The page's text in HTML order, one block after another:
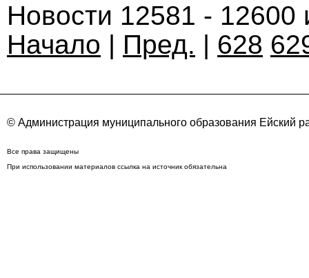
Новости 12581 - 12600
Начало | Пред. | 628
© Администрация муниципального образования Ейский
Все права защищены
При использовании материалов ссылка на источник обязательна